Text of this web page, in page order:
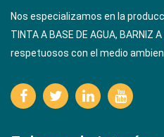
Nos especializamos en la
TINTA A BASE DE AGUA, BARNIZ
respetuosos con el medio